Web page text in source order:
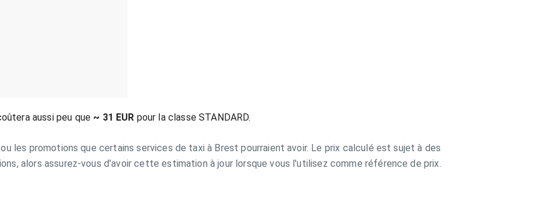
aussi peu que ~ 31 EUR pour la classe STANDARD.
les promotions que certains services de taxi à Brest pourraient avoir. Le prix calculé est sujet à des
alors assurez-vous d'avoir cette estimation à jour lorsque vous l'utilisez comme référence de prix.